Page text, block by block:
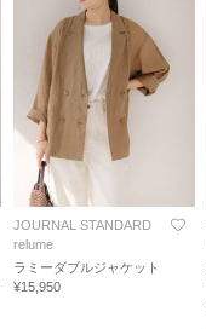
JOURNAL STANDARD
relume
ラミーダブルジャケット
¥15,950